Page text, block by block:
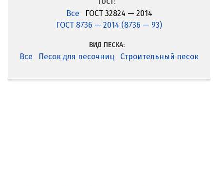
ГОСТ:
Все
ГОСТ 32824 — 2014
ГОСТ 8736 — 2014 (8736 — 93)
ВИД ПЕСКА:
Все Песок для песочниц Строительный песок